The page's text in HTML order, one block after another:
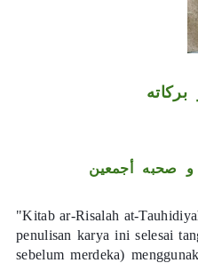
صحبه أجمعين
"Kitab ar-Risalah at-
penulisan karya ini selesai
sebelum merdeka)